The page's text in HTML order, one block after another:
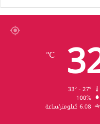
℃
100%
6.08 كيلومتر/ساعة